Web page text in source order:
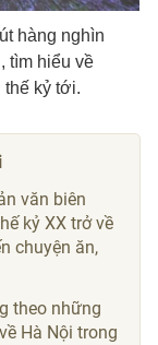
hàng nghìn
tìm hiểu về
thế kỷ tới.
văn biên
kỷ XX trở về
chuyện ăn,
theo những
Hà Nội trong